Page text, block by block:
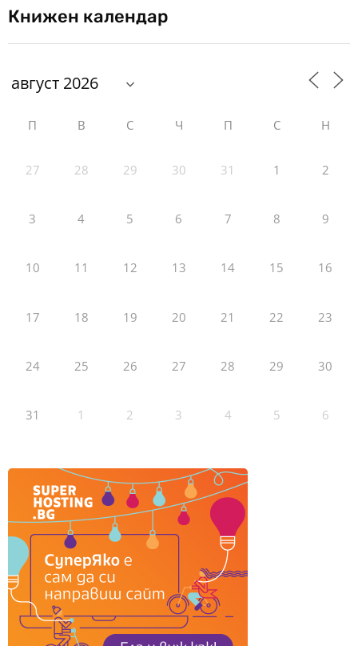
Книжен календар
П В С Ч П С Н
27 28 29 30 31 1 2
3 4 5 6 7 8 9
10 11 12 13 14 15 16
17 18 19 20 21 22 23
24 25 26 27 28 29 30
31 1 2 3 4 5 6